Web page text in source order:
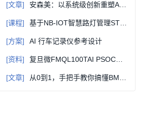
[文章] 安森美：以系统级创新重塑AI供电与汽车架构
[课程] 基于NB-IOT智慧路灯管理STM32控制系统设计&原理讲解（附件含资料）
[方案] AI 行车记录仪参考设计
[资料] 复旦微FMQL100TAI PSOC开发套件硬件资料 PCIe/RapidIO 高速接口说明
[文章] 从0到1，手把手教你搞懂BMS均衡电路设计选型